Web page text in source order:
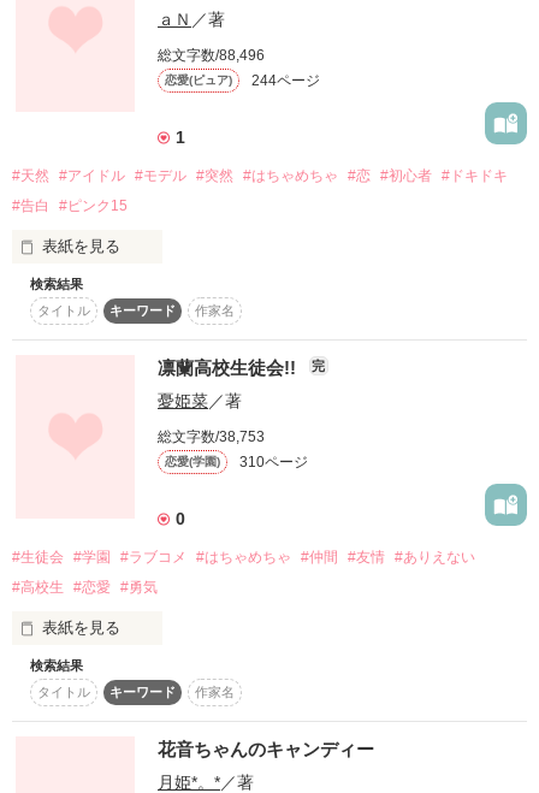
2017/04/09 執筆開始
2017/07/01 執筆終了
2018/02/07 修正開始
2018/03/03 修正終了
2019/07/19 更新終了
『いい加減黙らないと揉むよ』
『もっと俺を頼って』
騒がしい嵐達は一転､軌道修正することも｡
川岸 竜(ｶﾜｷﾞｼ ﾘｭｳ)
相沢 一(ｱｲｻﾞﾜ ｲﾁ)
雨宮 永樹(ｱﾏﾐﾔ ｴｲｷ)
性質:変態･ゆるい
小田 真人(ｵﾀﾞ ﾏｺﾄ)
性質:頼りがいがある
今日もメールが鳴れば私は自らその嵐達を招き入れるため玄関
に迎う｡
「テンネン…？」
ウサギ系天然ちゃんと
トリップ！
「なんなのコイツらぁぁぁぁ！(泣)」
なんかハチャメチャ
やってます( ^∀＾)
いざ！
ａＮ ／著
総文字数/88,496
恋愛(ピュア) 244ページ
1
#天然 #アイドル #モデル #突然 #はちゃめちゃ #恋 #初心者 #ドキドキ
#告白
#ピンク15
表紙を見る
恋はいつだって突然
好きになりました、
付き合ってください!!」
「はい…？」
検索結果
タイトル
キーワード 作家名
凛蘭高校生徒会!! 完
憂姫菜／著
総文字数/38,753
恋愛(学園) 310ページ
0
#生徒会 #学園 #ラブコメ #はちゃめちゃ #仲間 #友情 #ありえない
#高校生
#恋愛 #勇気
表紙を見る
あれから1年経った浬麻達は？
｢俺､好きになっちゃった｡｣
検索結果
タイトル
キーワード 作家名
花音ちゃんのキャンディー
月姫*。*／著